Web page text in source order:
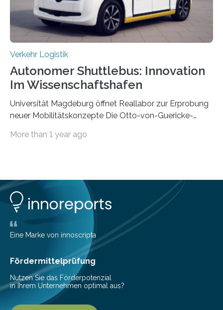
Verkehr Logistik
Autonomer Shuttlebus: Innovation
Im Wissenschaftshafen
Universität Magdeburg öffnet Reallabor zur Erprobung
neuer Mobilitätskonzepte Die Otto-von-Guericke-
Erforschung neuer Mobilitätskonzepte für Sachsen-
Magdeburger Wissenschaftshafen der Einsatz
autonomer Fahrzeuge und einer digitalen Infrastruktur,
der sich an den Bedürfnissen der Bewohnerinnen und
Bewohner orientiert, erprobt. Bereits ab 2027 soll ein
autonom fahrender E-Shuttlebus der nächsten
Generation den Wissenschaftshafen mit dem Uni-
Campus und dem ÖPNV verbinden….
More than 1 year ago
Eine Marke von innoscripta
Fördermittelprüfung
Nutzen Sie das Förderpotenzial
in Ihrem Unternehmen optimal aus?